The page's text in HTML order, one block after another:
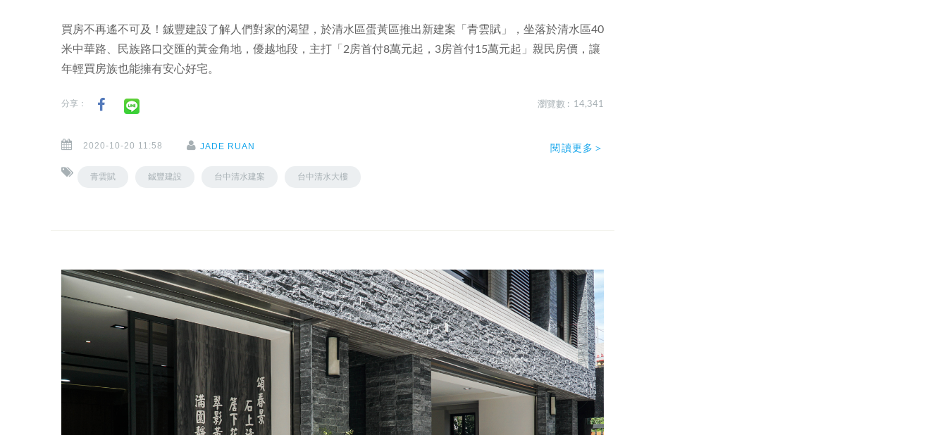
買房不再遙不可及！鋮豐建設了解人們對家的渴望，於清水區蛋黃區推出新建案「青雲賦」，坐落於清水區40
米中華路、民族路口交匯的黃金角地，優越地段，主打「2房首付8萬元起，3房首付15萬元起」親民房價，讓
年輕買房族也能擁有安心好宅。
分享： 瀏覽數 : 14,341
2020-10-20 11:58 JADE RUAN
青雲賦 鋮豐建設 台中清水建案 台中清水大樓
閱讀更多＞